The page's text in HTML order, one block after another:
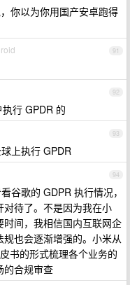
你以为你用国产安卓跑得
91
92
行 GPDR 的
93
上执行 GPDR
94
谷歌的 GDPR 执行情况，
待了。不是因为我在小
间，我相信国内互联网企
也会逐渐增强的。小米从
书的形式梳理各个业务的
的合规审查